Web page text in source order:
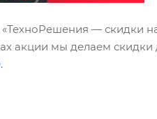
— скидки
акции мы делаем скидки
.